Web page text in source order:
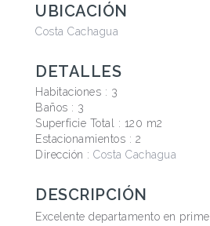
UBICACIÓN
Costa Cachagua
DETALLES
Habitaciones : 3
Baños : 3
Superficie Total : 120 m2
Estacionamientos : 2
Dirección : Costa Cachagua
DESCRIPCIÓN
Excelente departamento en